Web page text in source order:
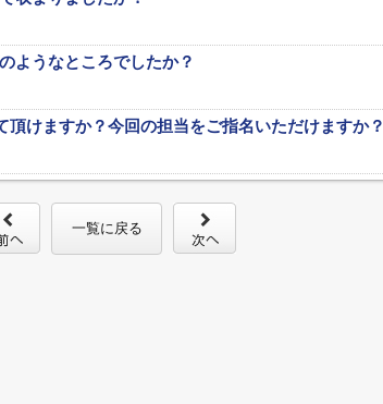
ようなところでしたか？
頂けますか？今回の担当をご指名いただけますか？
一覧に戻る